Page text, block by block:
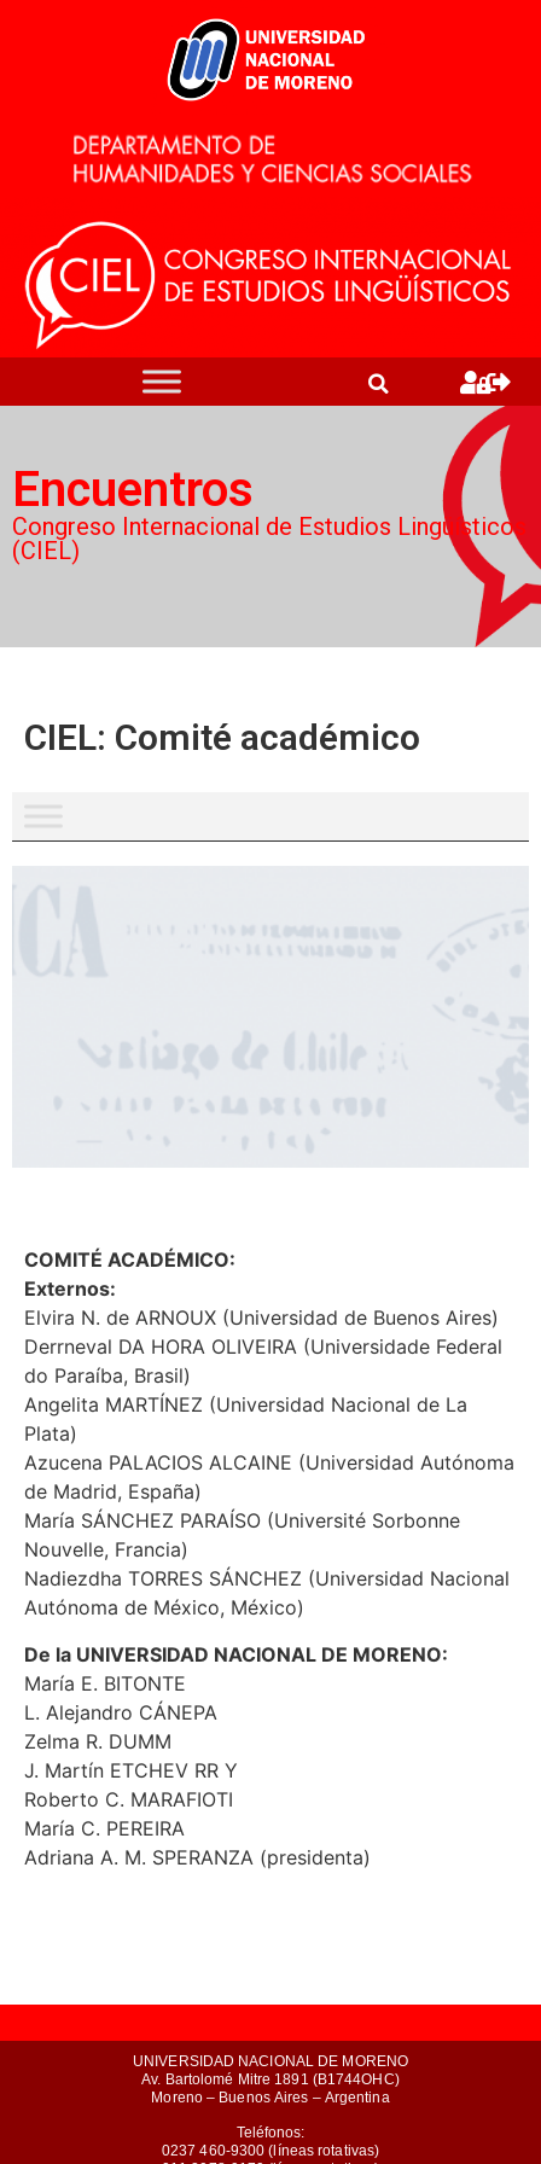
Encuentros
Congreso Internacional de Estudios Lingüísticos
(CIEL)
CIEL: Comité académico
COMITÉ ACADÉMICO:
Externos:
Elvira N. de ARNOUX (Universidad de Buenos Aires)
Derrneval DA HORA OLIVEIRA (Universidade Federal
do Paraíba, Brasil)
Angelita MARTÍNEZ (Universidad Nacional de La
Plata)
Azucena PALACIOS ALCAINE (Universidad Autónoma
de Madrid, España)
María SÁNCHEZ PARAÍSO (Université Sorbonne
Nouvelle, Francia)
Nadiezdha TORRES SÁNCHEZ (Universidad Nacional
Autónoma de México, México)
De la UNIVERSIDAD NACIONAL DE MORENO:
María E. BITONTE
L. Alejandro CÁNEPA
Zelma R. DUMM
J. Martín ETCHEV RR Y
Roberto C. MARAFIOTI
María C. PEREIRA
Adriana A. M. SPERANZA (presidenta)
UNIVERSIDAD NACIONAL DE MORENO
Av. Bartolomé Mitre 1891 (B1744OHC)
Moreno – Buenos Aires – Argentina
Teléfonos:
0237 460-9300 (líneas rotativas)